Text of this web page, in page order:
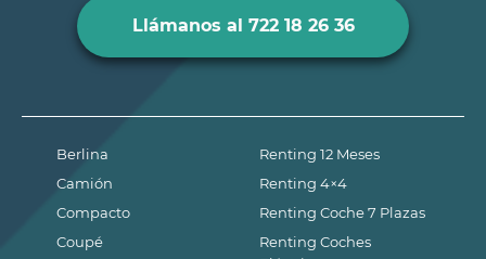
Llámanos al 722 18 26 36
Berlina
Camión
Compacto
Coupé
Renting 12 Meses
Renting 4×4
Renting Coche 7 Plazas
Renting Coches